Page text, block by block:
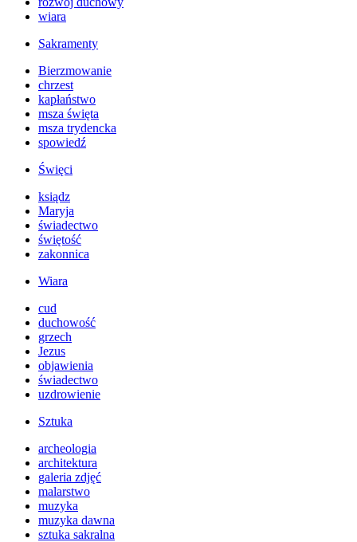
wiara
Sakramenty
Bierzmowanie
chrzest
kapłaństwo
msza święta
msza trydencka
spowiedź
Święci
ksiądz
Maryja
świadectwo
świętość
zakonnica
Wiara
cud
duchowość
grzech
Jezus
objawienia
świadectwo
uzdrowienie
Sztuka
archeologia
architektura
galeria zdjęć
malarstwo
muzyka
muzyka dawna
sztuka sakralna